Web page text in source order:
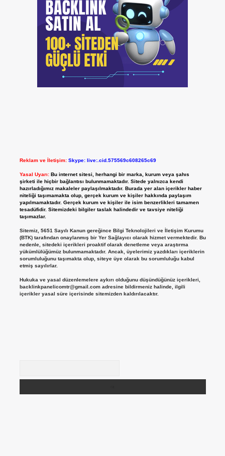
Reklam ve İletişim: Skype: live:.cid.575569c608265c69
Yasal Uyarı: Bu internet sitesi, herhangi bir marka, kurum veya şahıs
şirketi ile hiçbir bağlantısı bulunmamaktadır. Sitede yalnızca kendi
hazırladığımız makaleler paylaşılmaktadır. Burada yer alan içerikler haber
niteliği taşımamakta olup, gerçek kurum ve kişiler hakkında paylaşım
yapılmamaktadır. Gerçek kurum ve kişiler ile isim benzerlikleri tamamen
tesadüfidir. Sitemizdeki bilgiler taslak halindedir ve tavsiye niteliği
taşımazlar.
Sitemiz, 5651 Sayılı Kanun gereğince Bilgi Teknolojileri ve İletişim Kurumu
(BTK) tarafından onaylanmış bir Yer Sağlayıcı olarak hizmet vermektedir. Bu
nedenle, sitedeki içerikleri proaktif olarak denetleme veya araştırma
yükümlülüğümüz bulunmamaktadır. Ancak, üyelerimiz yazdıkları içeriklerin
sorumluluğunu taşımakta olup, siteye üye olarak bu sorumluluğu kabul
etmiş sayılırlar.
Hukuka ve yasal düzenlemelere aykırı olduğunu düşündüğünüz içerikleri,
backlinkpanelicomtr@gmail.comadresine bildirmeniz halinde, ilgili
içerikler yasal süre içerisinde sitemizden kaldırılacaktır.